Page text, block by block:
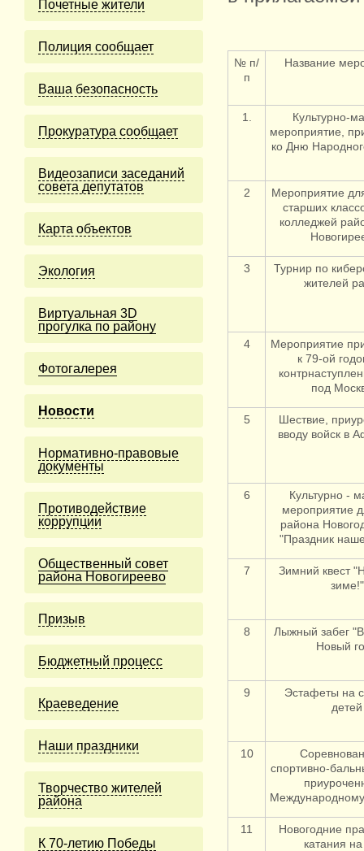
Почетные жители
Полиция сообщает
Ваша безопасность
Прокуратура сообщает
Видеозаписи заседаний
совета депутатов
Карта объектов
Экология
Виртуальная 3D
прогулка по району
Фотогалерея
Новости
Нормативно-правовые
документы
Противодействие
коррупции
Общественный совет
района Новогиреево
Призыв
Бюджетный процесс
Краеведение
Наши праздники
Творчество жителей
района
К 70-летию Победы
№ п/
п
Название
1.
Культурно-
мероприятие,
ко Дню
2
Мероприятие
старших
колледжей
3
Турнир по
жителей
4
Мероприятие
к 79-ой
под
5
Шествие,
вводу войск в
6
Культурно -
мероприятие
района
"Праздник
7
Зимний квест
зиме!"
8
Лыжный забег
Новый
9
Эстафеты на
детей
10
спортивно-
11
Новогодние
катания